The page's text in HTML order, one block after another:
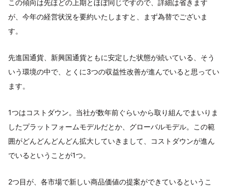
この傾向は先ほどの上期とほぼ同じですので、詳細は省きます
が、今年の経営状況を要約いたしますと、まず為替でございま
す。
先進国通貨、新興国通貨ともに安定した状態が続いている、そう
いう環境の中で、とくに3つの収益性改善が進んでいると思ってい
ます。
1つはコストダウン。当社が数年前ぐらいから取り組んでまいりま
したプラットフォームモデルだとか、グローバルモデル。この範
囲がどんどんどんどん拡大していきまして、コストダウンが進ん
でいるということが1つ。
2つ目が、各市場で新しい商品価値の提案ができているというこ